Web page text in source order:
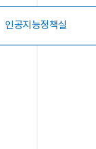
인공지능정책실